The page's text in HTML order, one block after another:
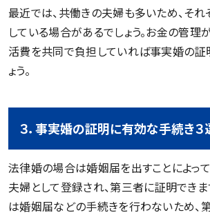
最近では、共働きの夫婦も多いため、そ
している場合があるでしょう。お金の管理
活費を共同で負担していれば事実婚の証
ょう。
３．事実婚の証明に有効な手続き３
法律婚の場合は婚姻届を出すことによっ
夫婦として登録され、第三者に証明できま
は婚姻届などの手続きを行わないため、